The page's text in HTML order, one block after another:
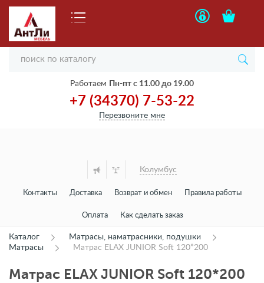
Работаем Пн-пт с 11.00 до 19.00
+7 (34370) 7-53-22
Перезвоните мне
Колумбус
Контакты Доставка Возврат и обмен Правила работы
Оплата Как сделать заказ
Каталог
Матрасы, наматрасники, подушки
Матрасы
Матрас ELAX JUNIOR Soft 120*200
Матрас ELAX JUNIOR Soft 120*200